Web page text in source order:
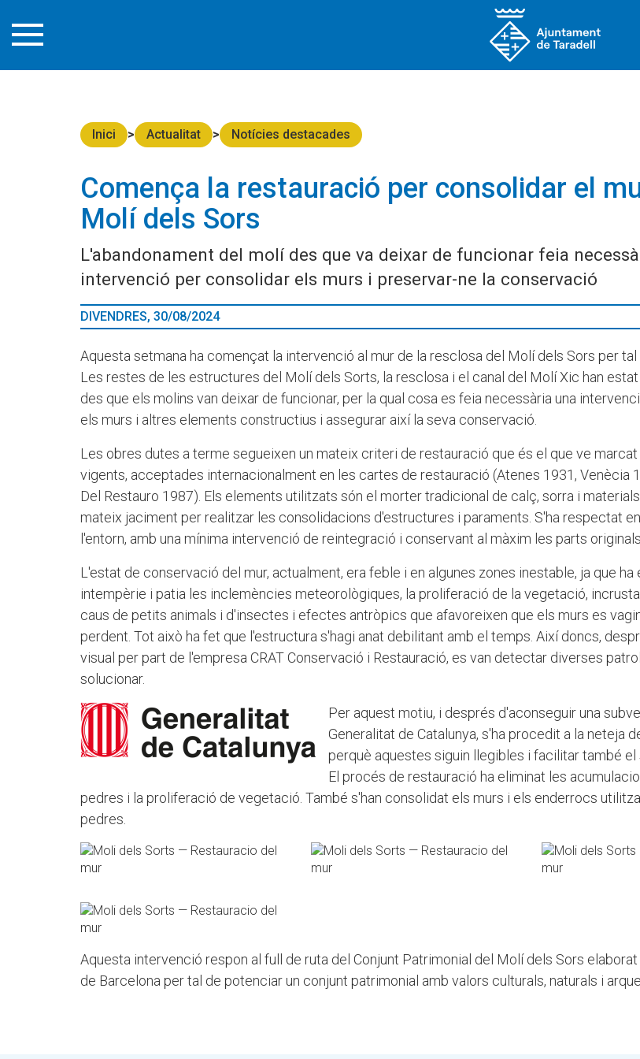
Inici Actualitat Notícies destacades
Comença la restauració per consolidar el
Molí dels Sors
L'abandonament del molí des que va deixar de funcionar feia
intervenció per consolidar els murs i preservar-ne la conservació
DIVENDRES, 30/08/2024
Aquesta setmana ha començat la intervenció al mur de la resclosa del Molí dels Sors per tal
Les restes de les estructures del Molí dels Sorts, la resclosa i el canal del Molí Xic han
des que els molins van deixar de funcionar, per la qual cosa es feia necessària una
els murs i altres elements constructius i assegurar així la seva conservació.
Les obres dutes a terme segueixen un mateix criteri de restauració que és el que ve
vigents, acceptades internacionalment en les cartes de restauració (Atenes 1931, Venècia
Del Restauro 1987). Els elements utilitzats són el morter tradicional de calç, sorra i
mateix jaciment per realitzar les consolidacions d'estructures i paraments. S'ha respectat
l'entorn, amb una mínima intervenció de reintegració i conservant al màxim les parts originals.
L'estat de conservació del mur, actualment, era feble i en algunes zones inestable, ja que ha
intempèrie i patia les inclemències meteorològiques, la proliferació de la vegetació,
caus de petits animals i d'insectes i efectes antròpics que afavoreixen que els murs es
perdent. Tot això ha fet que l'estructura s'hagi anat debilitant amb el temps. Així doncs,
visual per part de l'empresa CRAT Conservació i Restauració, es van detectar diverses
solucionar.
Per aquest motiu, i després d'aconseguir una
Generalitat de Catalunya, s'ha procedit a la neteja
perquè aquestes siguin llegibles i facilitar també el
El procés de restauració ha eliminat les
pedres i la proliferació de vegetació. També s'han consolidat els murs i els enderrocs
pedres.
Aquesta intervenció respon al full de ruta del Conjunt Patrimonial del Molí dels Sors
de Barcelona per tal de potenciar un conjunt patrimonial amb valors culturals, naturals i